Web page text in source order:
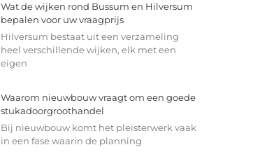
Wat de wijken rond Bussum en Hilversum
bepalen voor uw vraagprijs
Hilversum bestaat uit een verzameling
heel verschillende wijken, elk met een
eigen
Waarom nieuwbouw vraagt om een goede
stukadoorgroothandel
Bij nieuwbouw komt het pleisterwerk vaak
in een fase waarin de planning